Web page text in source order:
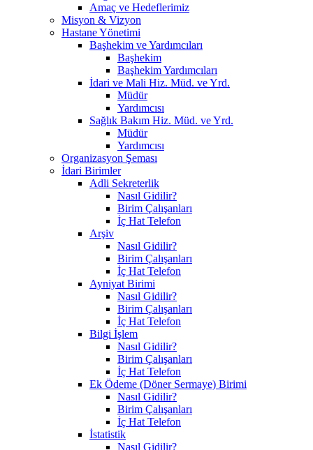
Amaç ve Hedeflerimiz
Misyon & Vizyon
Hastane Yönetimi
Başhekim ve Yardımcıları
Başhekim
Başhekim Yardımcıları
İdari ve Mali Hiz. Müd. ve Yrd.
Müdür
Yardımcısı
Sağlık Bakım Hiz. Müd. ve Yrd.
Müdür
Yardımcısı
Organizasyon Şeması
İdari Birimler
Adli Sekreterlik
Nasıl Gidilir?
Birim Çalışanları
İç Hat Telefon
Arşiv
Nasıl Gidilir?
Birim Çalışanları
İç Hat Telefon
Ayniyat Birimi
Nasıl Gidilir?
Birim Çalışanları
İç Hat Telefon
Bilgi İşlem
Nasıl Gidilir?
Birim Çalışanları
İç Hat Telefon
Ek Ödeme (Döner Sermaye) Birimi
Nasıl Gidilir?
Birim Çalışanları
İç Hat Telefon
İstatistik
Nasıl Gidilir?